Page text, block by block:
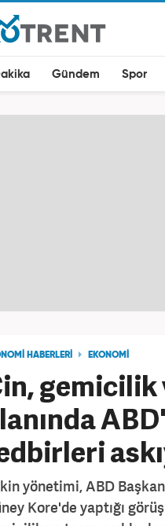
Gündem Spor
HABERLERİ EKONOMİ
gemicilik
yönetimi, ABD
Kore'de yaptığı